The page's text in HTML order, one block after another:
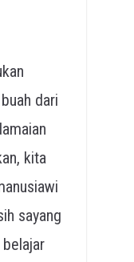
dari
kita
sayang